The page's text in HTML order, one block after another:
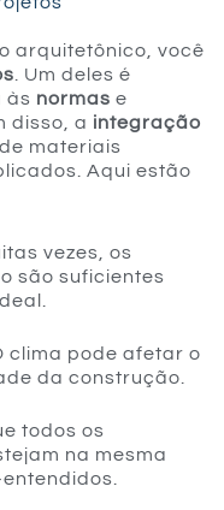
arquitetônico, você
. Um deles é
às normas e
disso, a integração
materiais
Aqui estão
vezes, os
são suficientes
clima pode afetar o
da construção.
todos os
na mesma